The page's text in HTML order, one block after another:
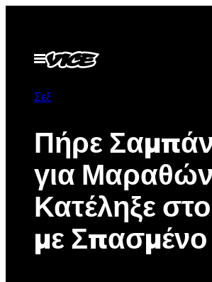
περιεχόμενο
Ανοίξτε
το
Σεξ
Πήρε
για
Κατέληξε
με